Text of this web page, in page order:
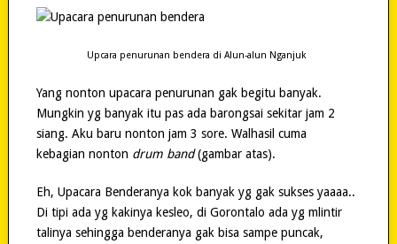
Upcara penurunan bendera di Alun-alun Nganjuk
Yang nonton upacara penurunan gak begitu banyak.
Mungkin yg banyak itu pas ada barongsai sekitar jam 2
siang. Aku baru nonton jam 3 sore. Walhasil cuma
kebagian nonton drum band(gambar atas).
Eh, Upacara Benderanya kok banyak yg gak sukses yaaaa..
Di tipi ada yg kakinya kesleo, di Gorontalo ada yg mlintir
talinya sehingga benderanya gak bisa sampe puncak,